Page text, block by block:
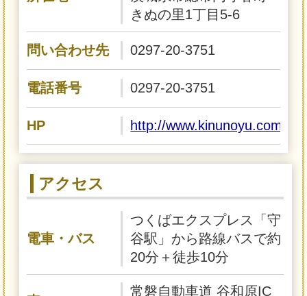
きぬの里1丁目5-6
問い合わせ先 0297-20-3751
電話番号 0297-20-3751
HP http://www.kinunoyu.com/
アクセス
電車・バス
つくばエクスプレス「守
谷駅」から路線バスで約
20分＋徒歩10分
常磐自動車道 谷和原IC